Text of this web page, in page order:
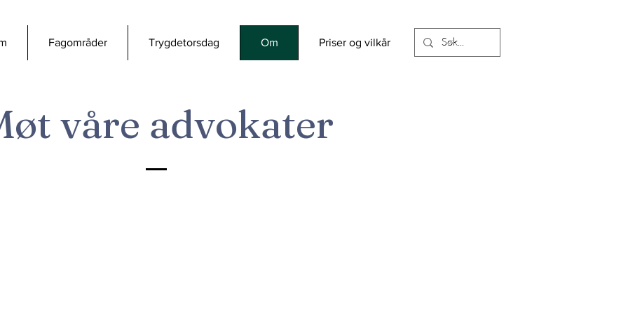
Fagområder Trygdetorsdag Om Priser og vilkår
våre advokater